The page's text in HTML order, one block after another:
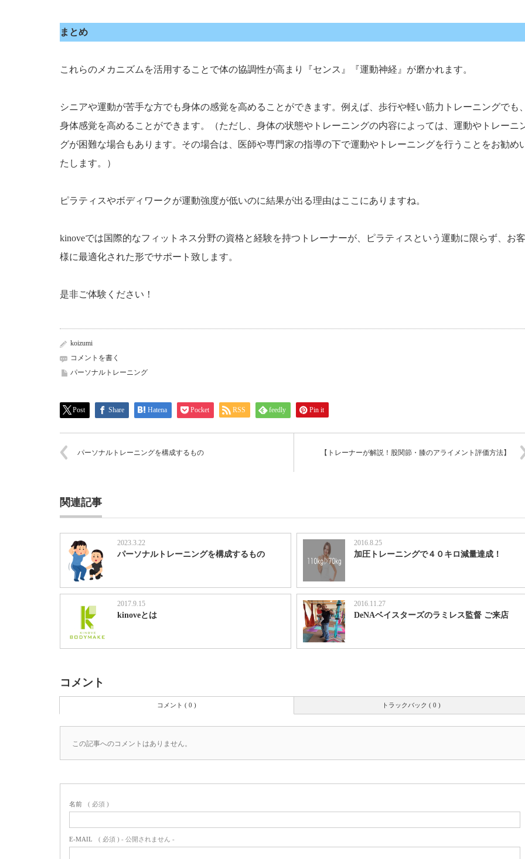
まとめ
これらのメカニズムを活用することで体の協調性が高まり『センス』『運動神経』が磨かれます。
シニアや運動が苦手な方でも身体の感覚を高めることができます。例えば、歩行や軽い筋力トレーニングでも
身体感覚を高めることができます。（ただし、身体の状態やトレーニングの内容によっては、運動やトレーニ
グが困難な場合もあります。その場合は、医師や専門家の指導の下で運動やトレーニングを行うことをお勧め
たします。）
ピラティスやボディワークが運動強度が低いのに結果が出る理由はここにありますね。
kinoveでは国際的なフィットネス分野の資格と経験を持つトレーナーが、ピラティスという運動に限らず、お客
様に最適化された形でサポート致します。
是非ご体験ください！
koizumi
コメントを書く
パーソナルトレーニング
Post Share Hatena Pocket RSS feedly Pin it
パーソナルトレーニングを構成するもの 【トレーナーが解説！股関節・膝のアライメント評価方法】
関連記事
2023.3.22
パーソナルトレーニングを構成するもの
2016.8.25
加圧トレーニングで４０キロ減量達成！
2017.9.15
kinoveとは
2016.11.27
DeNAベイスターズのラミレス監督 ご来店
コメント
トラックバック ( 0 )
コメント ( 0 )
この記事へのコメントはありません。
名前 ( 必須 )
E-MAIL ( 必須 ) - 公開されません -